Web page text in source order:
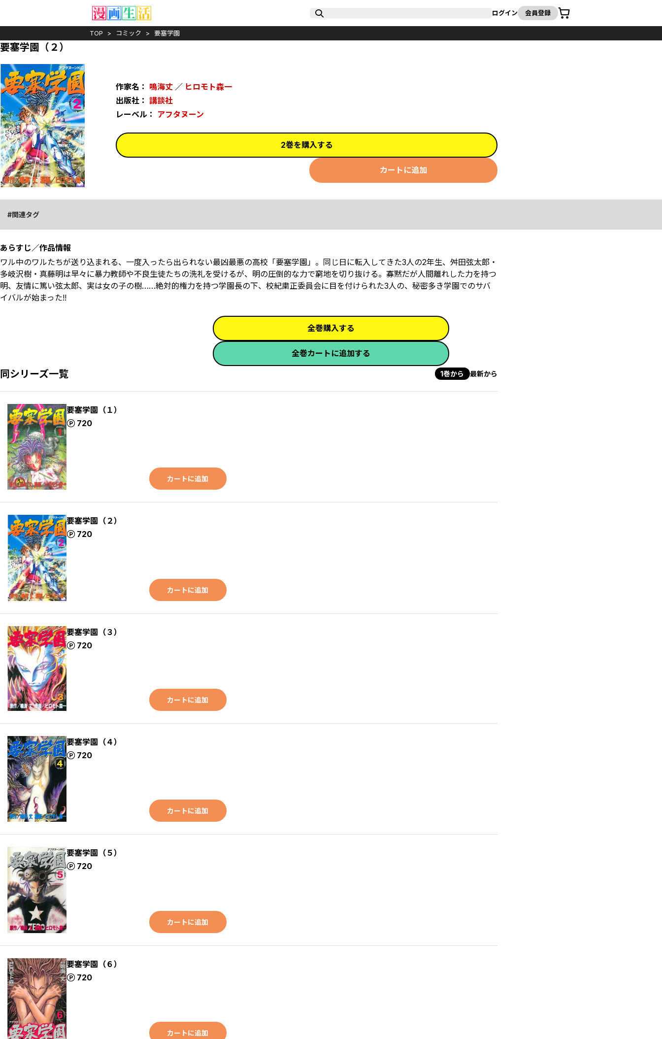
ログイン 会員登録
カート
TOP コミック 要塞学園
要塞学園（２）
作家名： 鳴海丈 ／ ヒロモト森一
出版社： 講談社
レーベル： アフタヌーン
2巻を購入する
カートに追加
関連タグ
あらすじ／作品情報
ワル中のワルたちが送り込まれる、一度入ったら出られない最凶最悪の高校「要塞学園」。同じ日に転入してきた3人の2年生、舛田弦太郎・
多岐沢樹・真藤明は早々に暴力教師や不良生徒たちの洗礼を受けるが、明の圧倒的な力で窮地を切り抜ける。寡黙だが人間離れした力を持つ
明、友情に篤い弦太郎、実は女の子の樹……絶対的権力を持つ学園長の下、校紀粛正委員会に目を付けられた3人の、秘密多き学園でのサバ
イバルが始まった!!
全巻購入する
全巻カートに追加する
同シリーズ一覧 1巻から 最新から
要塞学園（１）
720
ポイント
カートに追加
要塞学園（２）
720
ポイント
カートに追加
要塞学園（３）
720
ポイント
カートに追加
要塞学園（４）
720
ポイント
カートに追加
要塞学園（５）
720
ポイント
カートに追加
要塞学園（６）
720
ポイント
カートに追加